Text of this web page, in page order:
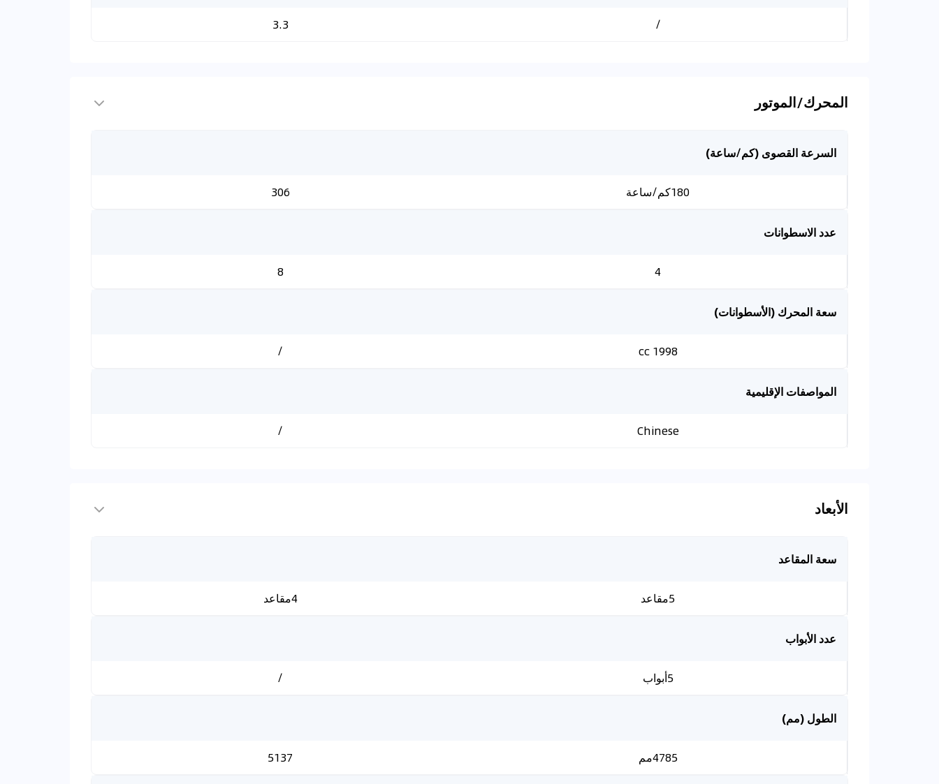
/
3.3
المحرك/الموتور
السرعة القصوى (كم/ساعة)
180كم/ساعة 306
عدد الاسطوانات
4
8
سعة المحرك (الأسطوانات)
1998 cc
/
المواصفات الإقليمية
Chinese
/
الأبعاد
سعة المقاعد
5مقاعد 4مقاعد
عدد الأبواب
5أبواب /
الطول (مم)
4785مم 5137